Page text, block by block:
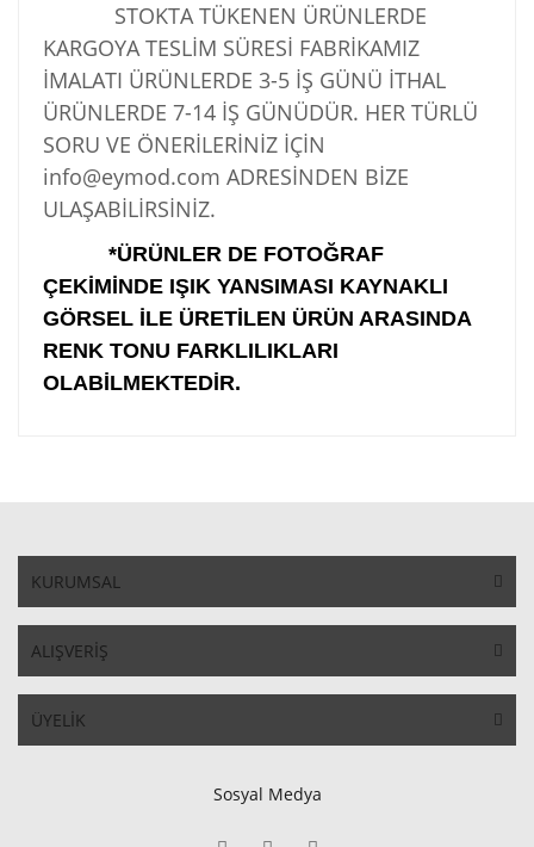
STOKTA TÜKENEN ÜRÜNLERDE
KARGOYA TESLİM SÜRESİ FABRİKAMIZ
İMALATI ÜRÜNLERDE 3-5 İŞ GÜNÜ İTHAL
ÜRÜNLERDE 7-14 İŞ GÜNÜDÜR. HER TÜRLÜ
SORU VE ÖNERİLERİNİZ İÇİN
info@eymod.com ADRESİNDEN BİZE
ULAŞABİLİRSİNİZ.
*ÜRÜNLER DE FOTOĞRAF
ÇEKİMİNDE IŞIK YANSIMASI KAYNAKLI
GÖRSEL İLE ÜRETİLEN ÜRÜN ARASINDA
RENK TONU FARKLILIKLARI
OLABİLMEKTEDİR.
KURUMSAL
ALIŞVERİŞ
ÜYELİK
Sosyal Medya